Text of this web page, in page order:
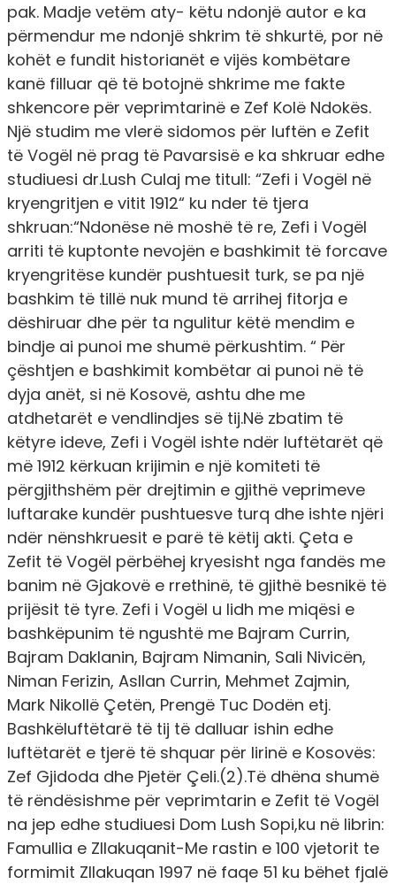
pak. Madje vetëm aty- këtu ndonjë autor e ka
përmendur me ndonjë shkrim të shkurtë, por në
kohët e fundit historianët e vijës kombëtare
kanë filluar që të botojnë shkrime me fakte
shkencore për veprimtarinë e Zef Kolë Ndokës.
Një studim me vlerë sidomos për luftën e Zefit
të Vogël në prag të Pavarsisë e ka shkruar edhe
studiuesi dr.Lush Culaj me titull: “Zefi i Vogël në
kryengritjen e vitit 1912“ ku nder të tjera
shkruan:“Ndonëse në moshë të re, Zefi i Vogël
arriti të kuptonte nevojën e bashkimit të forcave
kryengritëse kundër pushtuesit turk, se pa një
bashkim të tillë nuk mund të arrihej fitorja e
dëshiruar dhe për ta ngulitur këtë mendim e
bindje ai punoi me shumë përkushtim. “ Për
çështjen e bashkimit kombëtar ai punoi në të
dyja anët, si në Kosovë, ashtu dhe me
atdhetarët e vendlindjes së tij.Në zbatim të
këtyre ideve, Zefi i Vogël ishte ndër luftëtarët që
më 1912 kërkuan krijimin e një komiteti të
përgjithshëm për drejtimin e gjithë veprimeve
luftarake kundër pushtuesve turq dhe ishte njëri
ndër nënshkruesit e parë të këtij akti. Çeta e
Zefit të Vogël përbëhej kryesisht nga fandës me
banim në Gjakovë e rrethinë, të gjithë besnikë të
prijësit të tyre. Zefi i Vogël u lidh me miqësi e
bashkëpunim të ngushtë me Bajram Currin,
Bajram Daklanin, Bajram Nimanin, Sali Nivicën,
Niman Ferizin, Asllan Currin, Mehmet Zajmin,
Mark Nikollë Çetën, Prengë Tuc Dodën etj.
Bashkëluftëtarë të tij të dalluar ishin edhe
luftëtarët e tjerë të shquar për lirinë e Kosovës:
Zef Gjidoda dhe Pjetër Çeli.(2).Të dhëna shumë
të rëndësishme për veprimtarin e Zefit të Vogël
na jep edhe studiuesi Dom Lush Sopi,ku në librin:
Famullia e Zllakuqanit-Me rastin e 100 vjetorit te
formimit Zllakuqan 1997 në faqe 51 ku bëhet fjalë